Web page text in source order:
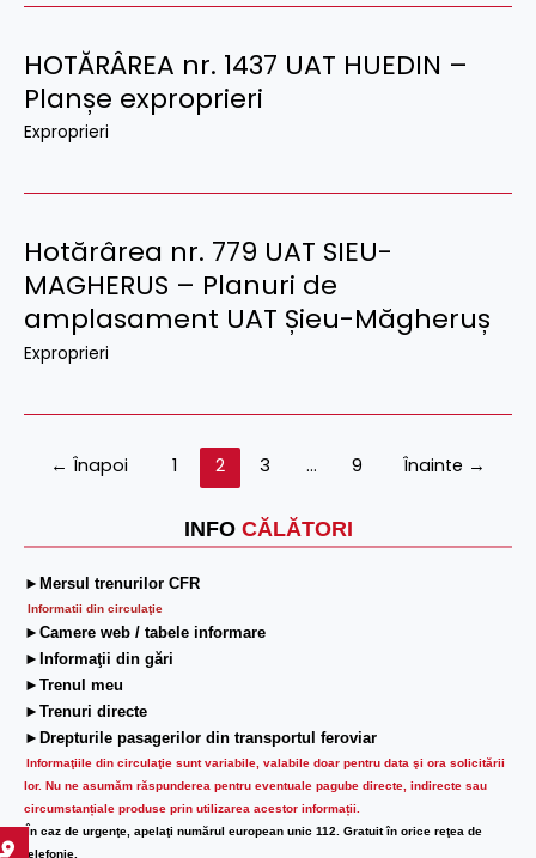
INFO CĂLĂTORI
►Mersul trenurilor CFR
Informatii din circulaţie
►Camere web / tabele informare
►Informaţii din gări
►Trenul meu
►Trenuri directe
►Drepturile pasagerilor din transportul feroviar
Informaţiile din circulaţie sunt variabile, valabile doar pentru data şi ora solicitării
lor. Nu ne asumăm răspunderea pentru eventuale pagube directe, indirecte sau
circumstanțiale produse prin utilizarea acestor informații.
În caz de urgenţe, apelaţi numărul european unic 112. Gratuit în orice reţea de
telefonie.
HOTĂRÂREA nr. 1437 UAT HUEDIN –
Planșe exproprieri
Exproprieri
Hotărârea nr. 779 UAT SIEU-
MAGHERUS – Planuri de
amplasament UAT Șieu-Măgheruș
Exproprieri
← Înapoi 1 2 3 … 9 Înainte →